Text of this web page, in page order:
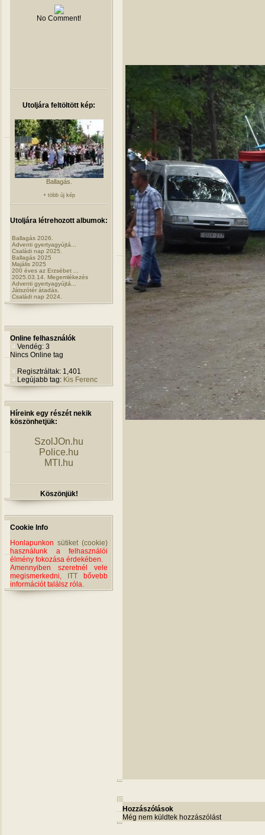
No Comment!
Utoljára feltöltött kép:
Ballagás.
+ több új kép
Utoljára létrehozott albumok:
Ballagás 2026.
Adventi gyertyagyújtá...
Családi nap 2025.
Ballagás 2025
Majális 2025
200 éves az Erzsébet ...
2025.03.14. Megemlékezés
Adventi gyertyagyújtá...
Játszótér átadás.
Családi nap 2024.
Online felhasználók
Vendég: 3
Nincs Online tag
Regisztráltak: 1,401
Legújabb tag: Kis Ferenc
Híreink egy részét nekik
köszönhetjük:
SzolJOn.hu
Police.hu
MTI.hu
Köszönjük!
Cookie Info
Honlapunkon sütiket (cookie)
használunk a felhasználói
élmény fokozása érdekében.
Amennyiben szeretnél vele
megismerkedni,
ITT bővebb
információt találsz róla.
Hozzászólások
Még nem küldtek hozzászólást